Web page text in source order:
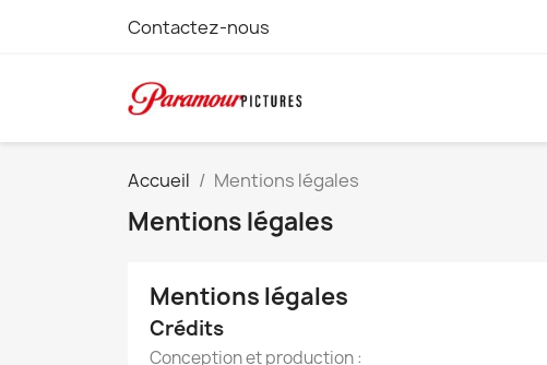
Contactez-nous
Accueil Mentions légales
Mentions légales
Mentions légales
Crédits
Conception et production :